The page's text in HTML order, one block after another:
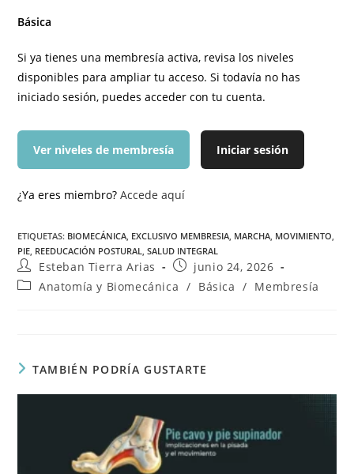
Básica
Si ya tienes una membresía activa, revisa los niveles
disponibles para ampliar tu acceso. Si todavía no has
iniciado sesión, puedes acceder con tu cuenta.
Ver niveles de membresía Iniciar sesión
¿Ya eres miembro?Accede aquí
ETIQUETAS: BIOMECÁNICA, EXCLUSIVO MEMBRESIA, MARCHA, MOVIMIENTO,
PIE, REEDUCACIÓN POSTURAL, SALUD INTEGRAL
Esteban Tierra Arias
junio 24, 2026
Anatomía y Biomecánica / Básica / Membresía
TAMBIÉN PODRÍA GUSTARTE